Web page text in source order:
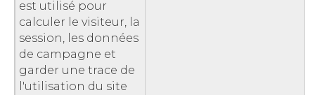
est utilisé pour
calculer le visiteur, la
session, les données
de campagne et
garder une trace de
l'utilisation du site